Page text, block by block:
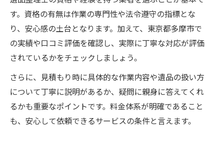
す。資格の有無は作業の専門性や法令遵守の指標とな
り、安心感の土台となります。加えて、東京都多摩市で
の実績や口コミ評価を確認し、実際に丁寧な対応が評価
されているかをチェックしましょう。
さらに、見積もり時に具体的な作業内容や遺品の扱い方
について丁寧に説明があるか、疑問に親身に答えてくれ
るかも重要なポイントです。料金体系が明確であること
も、安心して依頼できるサービスの条件と言えます。